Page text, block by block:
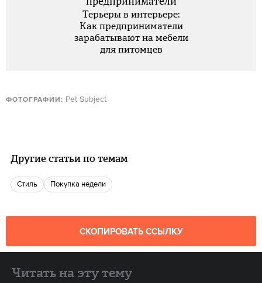
Терьеры в интерьере:
Как предприниматели
зарабатывают на мебели
для питомцев
ФОТОГРАФИИ: Pet Subject
Другие статьи по темам
Стиль Покупка недели
СКОПИРОВАТЬ ССЫЛКУ
Читать на эту тему